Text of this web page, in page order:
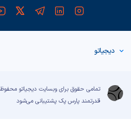
دیجیاتو
تمامی حقوق برای وبسایت دیجیاتو
قدرتمند پارس پک پشتیبانی می‌شود